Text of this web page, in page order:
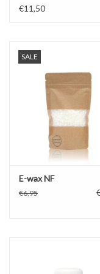
€11,50
SALE
E-wax NF
€6,95